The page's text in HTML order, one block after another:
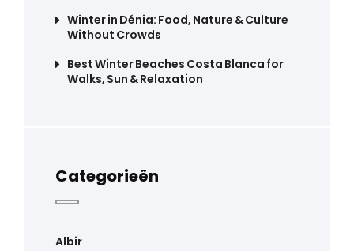
Winter in Dénia: Food, Nature & Culture
Without Crowds
Best Winter Beaches Costa Blanca for
Walks, Sun & Relaxation
Categorieën
Albir